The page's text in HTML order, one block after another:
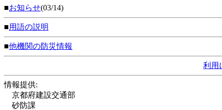
■お知らせ(03/14)
■用語の説明
■他機関の防災情報
利用
情報提供:
京都府建設交通部
砂防課